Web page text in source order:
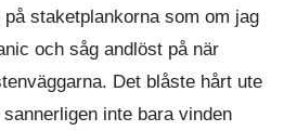
staketplankorna som om jag
och såg andlöst på när
Det blåste hårt ute
inte bara vinden